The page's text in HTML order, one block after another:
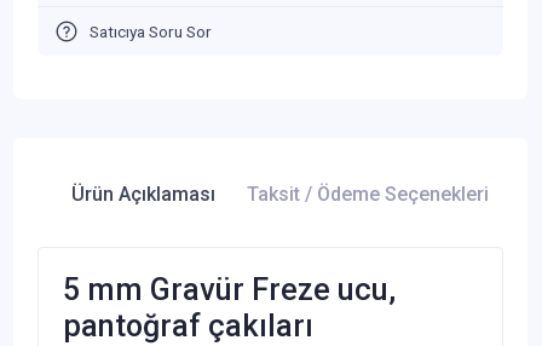
Satıcıya Soru Sor
Ürün Açıklaması Taksit / Ödeme Seçenekleri
5 mm Gravür Freze ucu,
pantoğraf çakıları